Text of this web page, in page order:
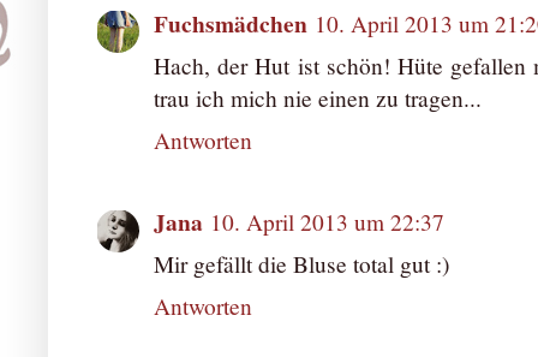
Fuchsmädchen 10. April 2013 um
Hach, der Hut ist schön! Hüte gefallen
trau ich mich nie einen zu tragen...
Antworten
Jana 10. April 2013 um 22:37
Mir gefällt die Bluse total gut :)
Antworten